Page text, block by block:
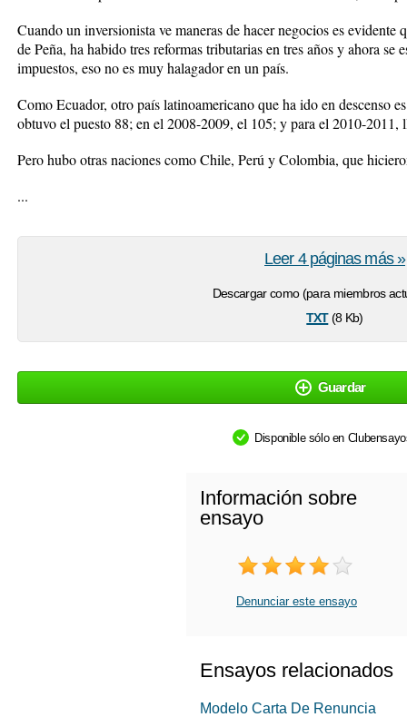
Cuando un inversionista ve maneras de hacer negocios es
de Peña, ha habido tres reformas tributarias en tres años y ahora se
impuestos, eso no es muy halagador en un país.
Como Ecuador, otro país latinoamericano que ha ido en descenso
obtuvo el puesto 88; en el 2008-2009, el 105; y para el 2010-2011,
Pero hubo otras naciones como Chile, Perú y Colombia, que
...
Descargar como (para miembros
txt(8 Kb)
Leer 4 páginas más »
Guardar
Disponible sólo en
Información sobre
ensayo
Denunciar este ensayo
Ensayos relacionados
Modelo Carta De Renuncia